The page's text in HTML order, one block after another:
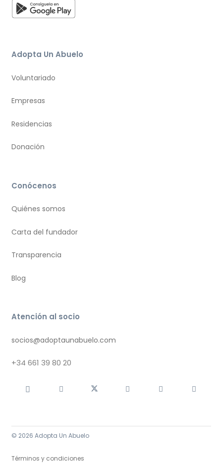
Adopta Un Abuelo
Voluntariado
Empresas
Residencias
Donación
Conócenos
Quiénes somos
Carta del fundador
Transparencia
Blog
Atención al socio
socios@adoptaunabuelo.com
+34 661 39 80 20
© 2026 Adopta Un Abuelo
Términos y condiciones